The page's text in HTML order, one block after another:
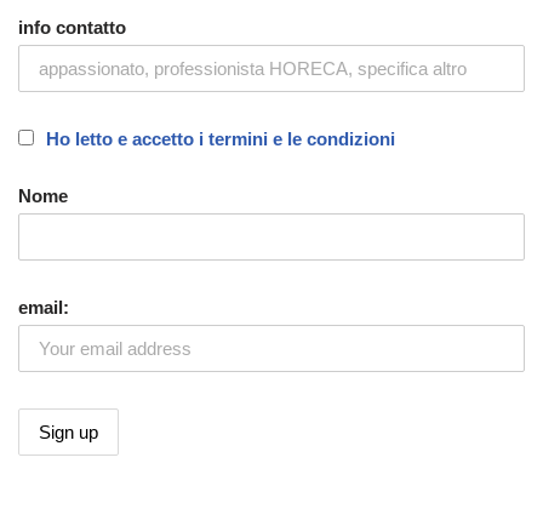
info contatto
Ho letto e accetto i termini e le condizioni
Nome
email: